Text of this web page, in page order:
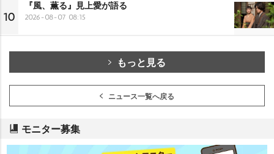
10
『風、薫る』見上愛が語る
2026-08-07 08:15
もっと見る
ニュース一覧へ戻る
モニター募集